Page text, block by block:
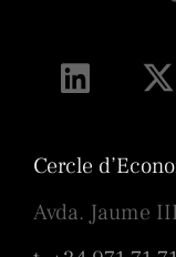
Cercle
Avda. Jaume